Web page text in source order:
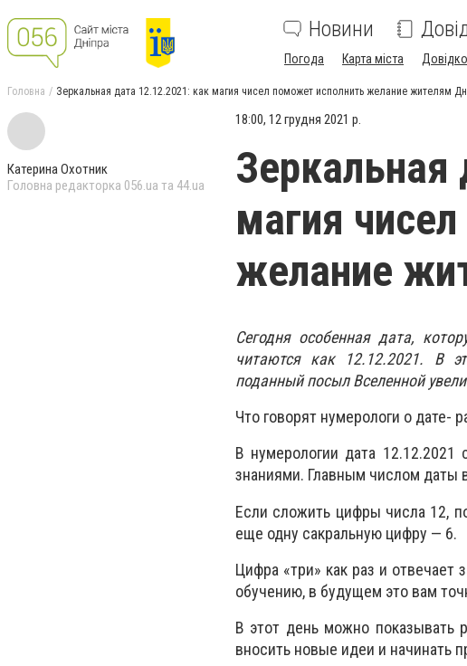
Новини
Погода Карта міста
Головна Зеркальная дата 12.12.2021: как магия чисел поможет исполнить желание жителям
Катерина Охотник
Головна редакторка 056.ua та 44.ua
18:00, 12 грудня 2021 р.
магия
желание
Сегодня особенная дата,
читаются как 12.12.2021. В
поданный посыл Вселенной
Что говорят нумерологи о дате-
В нумерологии дата
знаниями. Главным числом
Если сложить цифры числа 12,
еще одну сакральную цифру — 6.
Цифра «три» как раз и
обучению, в будущем это вам
В этот день можно показывать
вносить новые идеи и начинать